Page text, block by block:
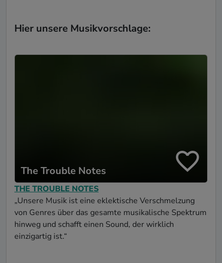
Hier unsere Musikvorschlage:
The Trouble Notes
THE TROUBLE NOTES
„Unsere Musik ist eine eklektische Verschmelzung
von Genres über das gesamte musikalische Spektrum
hinweg und schafft einen Sound, der wirklich
einzigartig ist.“